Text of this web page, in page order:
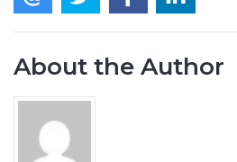
About the Author